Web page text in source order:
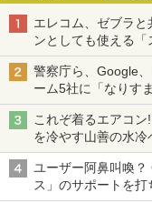
エレコム、ゼブラ
ンとしても使える
も、持ち替えずに書
警察庁ら、Google
ーム5社に「なりす
真や映像を使った
これぞ着るエアコ
を冷やす山善の水
ち・ざ・ろーど！
ユーザー阿鼻叫喚
ス」のサポートを打